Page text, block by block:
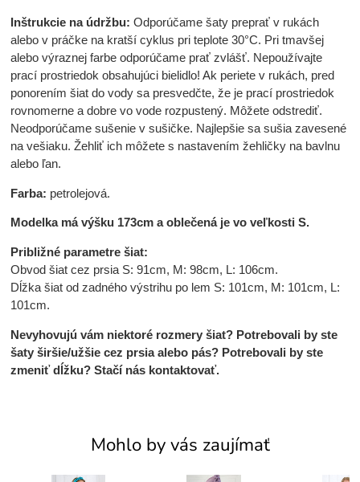
Inštrukcie na údržbu: Odporúčame šaty preprať v rukách
alebo v práčke na kratší cyklus pri teplote 30°C. Pri tmavšej
alebo výraznej farbe odporúčame prať zvlášť. Nepoužívajte
prací prostriedok obsahujúci bielidlo! Ak periete v rukách, pred
ponorením šiat do vody sa presvedčte, že je prací prostriedok
rovnomerne a dobre vo vode rozpustený. Môžete odstrediť.
Neodporúčame sušenie v sušičke. Najlepšie sa sušia zavesené
na vešiaku. Žehliť ich môžete s nastavením žehličky na bavlnu
alebo ľan.
Farba: petrolejová.
Modelka má výšku 173cm a oblečená je vo veľkosti S.
Približné parametre šiat:
Obvod šiat cez prsia S: 91cm, M: 98cm, L: 106cm.
Dĺžka šiat od zadného výstrihu po lem S: 101cm, M: 101cm, L:
101cm.
Nevyhovujú vám niektoré rozmery šiat? Potrebovali by ste
šaty širšie/užšie cez prsia alebo pás? Potrebovali by ste
zmeniť dĺžku? Stačí nás kontaktovať.
Mohlo by vás zaujímať